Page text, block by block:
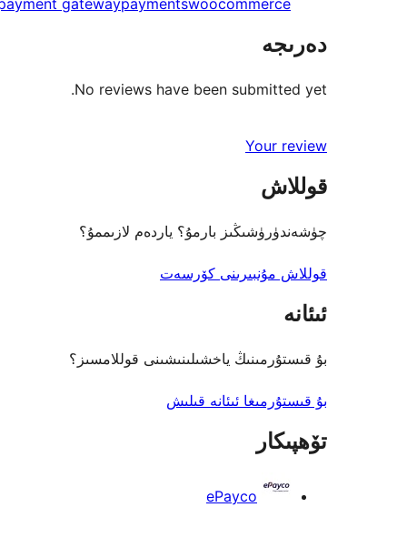
دەرىجە
No reviews have been submitted yet.
Your review
قوللاش
چۈشەندۈرۈشىڭىز بارمۇ؟ ياردەم لازىممۇ؟
قوللاش مۇنبىرىنى كۆرسەت
ئىئانە
بۇ قىستۇرمىنىڭ ياخشىلىنىشىنى قوللامسىز؟
بۇ قىستۇرمىغا ئىئانە قىلىش
تۆھپىكار
ePayco